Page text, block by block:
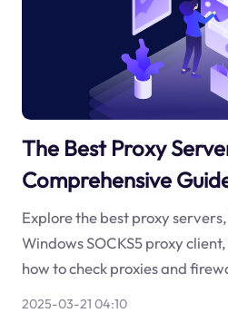
The Best Proxy
Comprehensive
Explore the best proxy
Windows SOCKS5 proxy
how to check proxies and
2025-03-21 04:10